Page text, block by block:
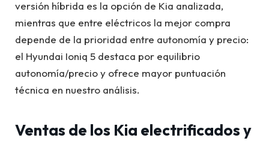
versión híbrida es la opción de Kia analizada,
mientras que entre eléctricos la mejor compra
depende de la prioridad entre autonomía y precio:
el Hyundai Ioniq 5 destaca por equilibrio
autonomía/precio y ofrece mayor puntuación
técnica en nuestro análisis.
Ventas de los Kia electrificados y